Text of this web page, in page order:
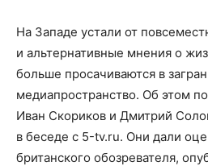
На Западе устали от
и альтернативные мнения о
больше просачиваются в
медиапространство. Об этом
Иван Скориков и Дмитрий
в беседе с 5-tv.ru. Они дали
британского обозревателя,